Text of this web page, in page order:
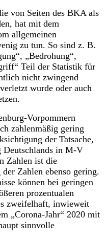
von Seiten des BKA als
hat mit dem
allgemeinen
zu tun. So sind z. B.
„Bedrohung“,
Teil der Statistik für
nicht zwingend
wurde oder auch
Vorpommern
zahlenmäßig gering
der Tatsache,
Deutschlands in M-V
Zahlen ist die
Zahlen ebenso gering.
können bei geringen
prozentualen
zweifelhaft, inwieweit
„Corona-Jahr“ 2020 mit
sinnvolle